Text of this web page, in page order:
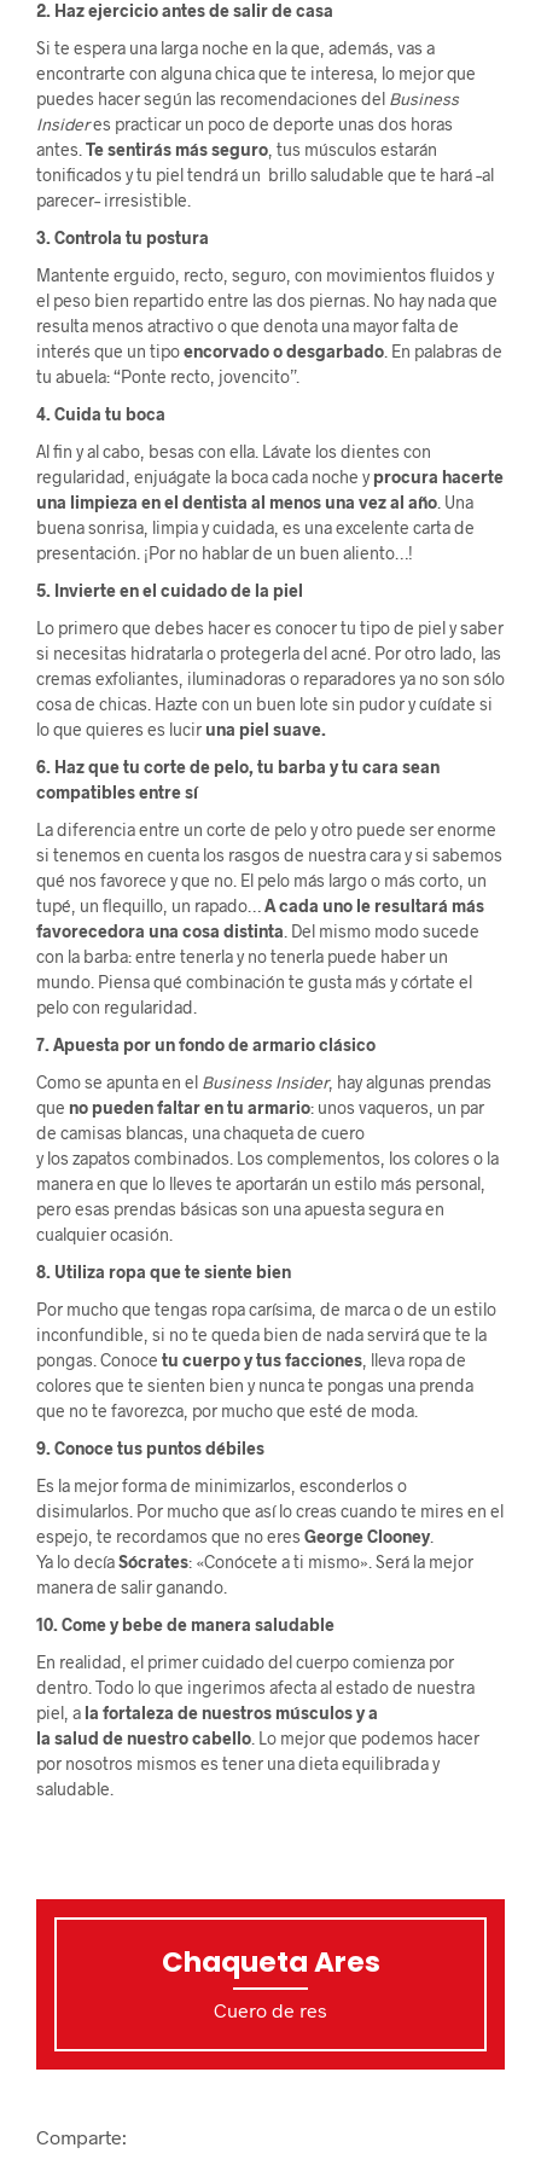
2. Haz ejercicio antes de salir de casa
Si te espera una larga noche en la que, además, vas a
encontrarte con alguna chica que te interesa, lo mejor que
puedes hacer según las recomendaciones del Business
Insideres practicar un poco de deporte unas dos horas
antes. Te sentirás más seguro , tus músculos estarán
tonificados y tu piel tendrá un brillo saludable que te hará ­–al
parecer– irresistible.
3. Controla tu postura
Mantente erguido, recto, seguro, con movimientos fluidos y
el peso bien repartido entre las dos piernas. No hay nada que
resulta menos atractivo o que denota una mayor falta de
interés que un tipoencorvado o desgarbado . En palabras de
tu abuela: “Ponte recto, jovencito”.
4. Cuida tu boca
Al fin y al cabo, besas con ella. Lávate los dientes con
regularidad, enjuágate la boca cada noche y procura hacerte
una limpieza en el dentista al menos una vez al año . Una
buena sonrisa, limpia y cuidada, es una excelente carta de
presentación. ¡Por no hablar de un buen aliento…!
5. Invierte en el cuidado de la piel
Lo primero que debes hacer es conocer tu tipo de piel y saber
si necesitas hidratarla o protegerla del acné. Por otro lado, las
cremas exfoliantes, iluminadoras o reparadores ya no son sólo
cosa de chicas. Hazte con un buen lote sin pudor y cuídate si
lo que quieres es lucir una piel suave.
6. Haz que tu corte de pelo, tu barba y tu cara sean
compatibles entre sí
La diferencia entre un corte de pelo y otro puede ser enorme
si tenemos en cuenta los rasgos de nuestra cara y si sabemos
qué nos favorece y que no. El pelo más largo o más corto, un
tupé, un flequillo, un rapado… A cada uno le resultará más
favorecedora una cosa distinta . Del mismo modo sucede
con la barba: entre tenerla y no tenerla puede haber un
mundo. Piensa qué combinación te gusta más y córtate el
pelo con regularidad.
7. Apuesta por un fondo de armario clásico
Como se apunta en el Business Insider, hay algunas prendas
que no pueden faltar en tu armario: unos vaqueros, un par
de camisas blancas, una chaqueta de cuero
y los zapatos combinados. Los complementos, los colores o la
manera en que lo lleves te aportarán un estilo más personal,
pero esas prendas básicas son una apuesta segura en
cualquier ocasión.
8. Utiliza ropa que te siente bien
Por mucho que tengas ropa carísima, de marca o de un estilo
inconfundible, si no te queda bien de nada servirá que te la
pongas. Conoce tu cuerpo y tus facciones , lleva ropa de
colores que te sienten bien y nunca te pongas una prenda
que no te favorezca, por mucho que esté de moda.
9. Conoce tus puntos débiles
Es la mejor forma de minimizarlos, esconderlos o
disimularlos. Por mucho que así lo creas cuando te mires en el
espejo, te recordamos que no eres George Clooney.
Ya lo decíaSócrates: «Conócete a ti mismo». Será la mejor
manera de salir ganando.
10. Come y bebe de manera saludable
En realidad, el primer cuidado del cuerpo comienza por
dentro. Todo lo que ingerimos afecta al estado de nuestra
piel, a la fortaleza de nuestros músculos y a
la salud de nuestro cabello . Lo mejor que podemos hacer
por nosotros mismos es tener una dieta equilibrada y
saludable.
Chaqueta Ares
Cuero de res
Comparte: